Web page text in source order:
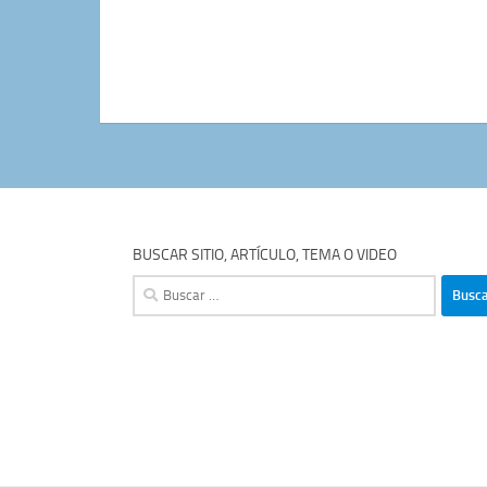
BUSCAR SITIO, ARTÍCULO, TEMA O VIDEO
Buscar: